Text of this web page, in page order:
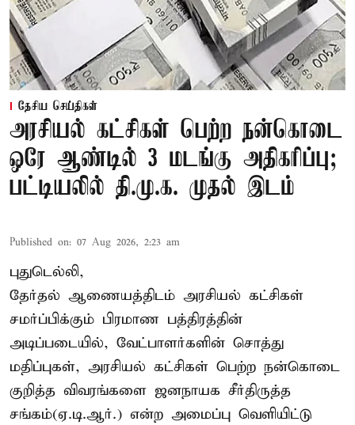
தேசிய செய்திகள்
அரசியல் கட்சிகள் பெற்ற நன்கொடை
ஒரே ஆண்டில் 3 மடங்கு அதிகரிப்பு;
பட்டியலில் தி.மு.க. முதல் இடம்
Published on: 07 Aug 2026, 2:23 am
புதுடெல்லி,
தேர்தல் ஆணையத்திடம் அரசியல் கட்சிகள்
சமர்ப்பிக்கும் பிரமாண பத்திரத்தின்
அடிப்படையில், வேட்பாளர்களின் சொத்து
மதிப்புகள், அரசியல் கட்சிகள் பெற்ற நன்கொடை
குறித்த விவரங்களை ஜனநாயக சீர்திருத்த
சங்கம்(ஏ.டி.ஆர்.) என்ற அமைப்பு வெளியிட்டு